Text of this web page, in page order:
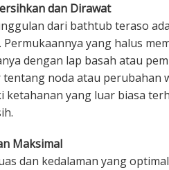
dan Dirawat
dari bathtub teraso
Permukaannya yang halus
dengan lap basah atau
noda atau perubahan
ketahanan yang luar biasa
Maksimal
dan kedalaman yang